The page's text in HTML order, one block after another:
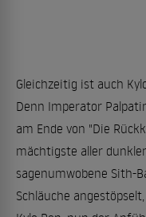
Gleichzeitig ist auch
Denn Imperator
am Ende von "Die
mächtigste aller
sagenumwobene Sith-
Schläuche